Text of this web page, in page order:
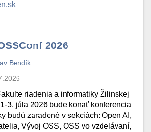
2026
Bendík
riadenia a informatiky Žilinskej
3. júla 2026 bude konať konferencia
budú zaradené v sekciách: Open AI,
Vývoj OSS, OSS vo vzdelávaní,